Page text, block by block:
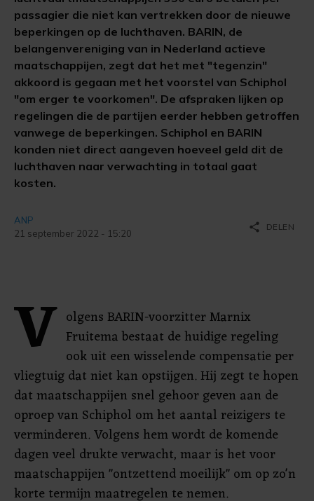
passagier die niet kan vertrekken door de nieuwe
beperkingen op de luchthaven. BARIN, de
belangenvereniging van in Nederland actieve
maatschappijen, zegt dat het met "tegenzin"
akkoord is gegaan met het voorstel van Schiphol
"om erger te voorkomen". De afspraken lijken op
regelingen die de partijen eerder hebben getroffen
vanwege de beperkingen. Schiphol en BARIN
konden niet direct aangeven hoeveel geld dit de
luchthaven naar verwachting in totaal gaat
kosten.
ANP
21 september 2022 - 15:20
share DELEN
V olgens BARIN-voorzitter Marnix
Fruitema bestaat de huidige regeling
ook uit een wisselende compensatie per
vliegtuig dat niet kan opstijgen. Hij zegt te hopen
dat maatschappijen snel gehoor geven aan de
oproep van Schiphol om het aantal reizigers te
verminderen. Volgens hem wordt de komende
dagen veel drukte verwacht, maar is het voor
maatschappijen "ontzettend moeilijk" om op zo'n
korte termijn maatregelen te nemen.